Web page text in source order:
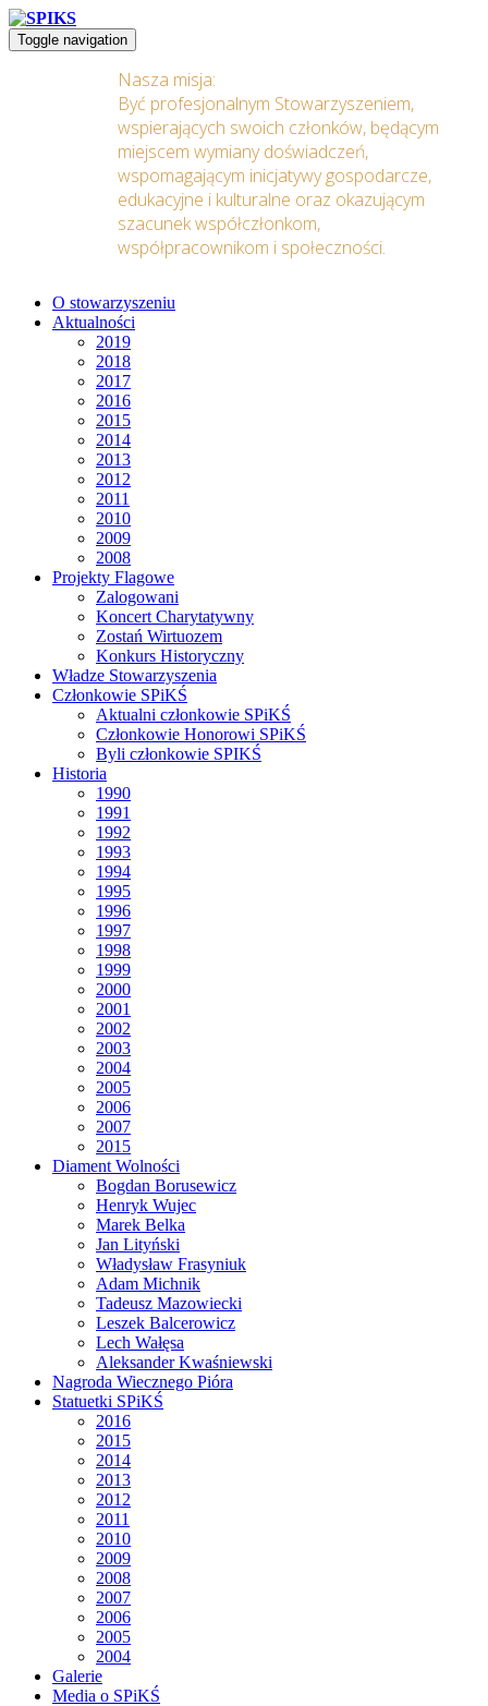
Toggle navigation
Nasza misja:
Być profesjonalnym Stowarzyszeniem,
wspierających swoich członków, będącym
miejscem wymiany doświadczeń,
wspomagającym inicjatywy gospodarcze,
edukacyjne i kulturalne oraz okazującym
szacunek współczłonkom,
współpracownikom i społeczności.
O stowarzyszeniu
Aktualności
2019
2018
2017
2016
2015
2014
2013
2012
2011
2010
2009
2008
Projekty Flagowe
Zalogowani
Koncert Charytatywny
Zostań Wirtuozem
Konkurs Historyczny
Władze Stowarzyszenia
Członkowie SPiKŚ
Aktualni członkowie SPiKŚ
Członkowie Honorowi SPiKŚ
Byli członkowie SPIKŚ
Historia
1990
1991
1992
1993
1994
1995
1996
1997
1998
1999
2000
2001
2002
2003
2004
2005
2006
2007
2015
Diament Wolności
Bogdan Borusewicz
Henryk Wujec
Marek Belka
Jan Lityński
Władysław Frasyniuk
Adam Michnik
Tadeusz Mazowiecki
Leszek Balcerowicz
Lech Wałęsa
Aleksander Kwaśniewski
Nagroda Wiecznego Pióra
Statuetki SPiKŚ
2016
2015
2014
2013
2012
2011
2010
2009
2008
2007
2006
2005
2004
Galerie
Media o SPiKŚ